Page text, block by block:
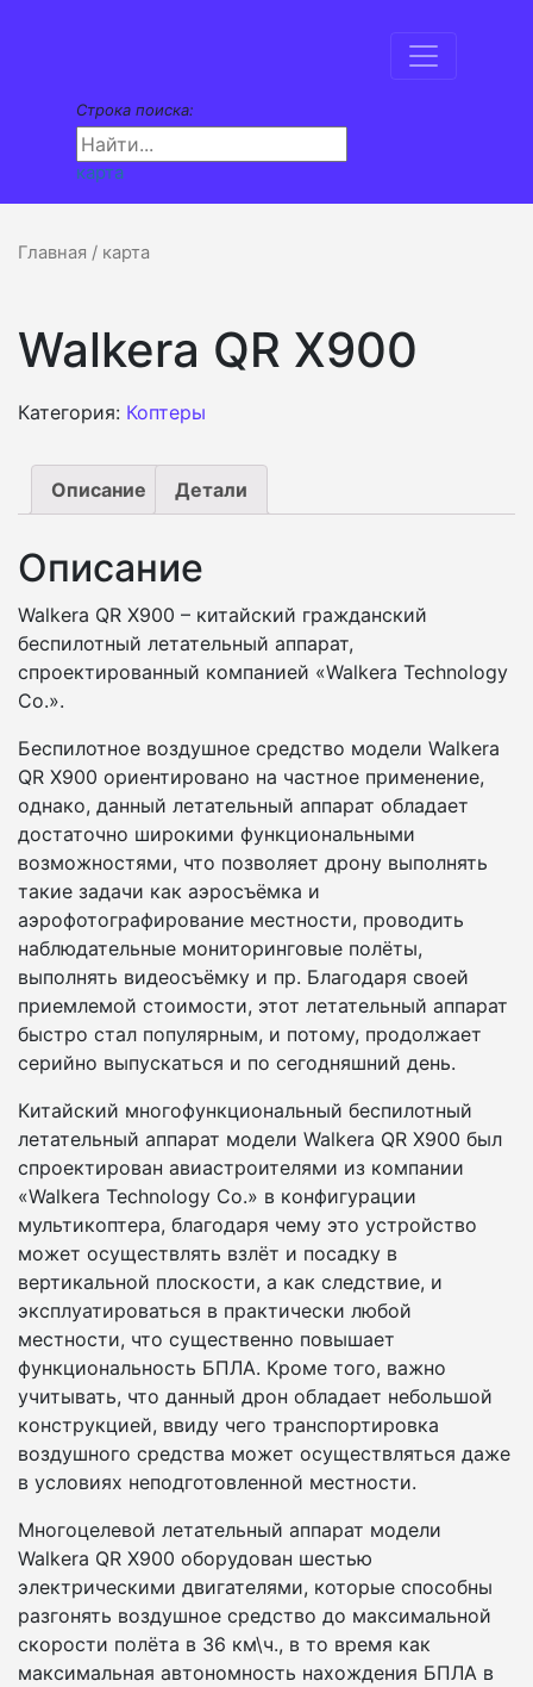
Строка поиска:
карта
Главная / карта
Walkera QR X900
Категория: Коптеры
Описание Детали
Описание
Walkera QR X900 – китайский гражданский
беспилотный летательный аппарат,
спроектированный компанией «Walkera Technology
Co.».
Беспилотное воздушное средство модели Walkera
QR X900 ориентировано на частное применение,
однако, данный летательный аппарат обладает
достаточно широкими функциональными
возможностями, что позволяет дрону выполнять
такие задачи как аэросъёмка и
аэрофотографирование местности, проводить
наблюдательные мониторинговые полёты,
выполнять видеосъёмку и пр. Благодаря своей
приемлемой стоимости, этот летательный аппарат
быстро стал популярным, и потому, продолжает
серийно выпускаться и по сегодняшний день.
Китайский многофункциональный беспилотный
летательный аппарат модели Walkera QR X900 был
спроектирован авиастроителями из компании
«Walkera Technology Co.» в конфигурации
мультикоптера, благодаря чему это устройство
может осуществлять взлёт и посадку в
вертикальной плоскости, а как следствие, и
эксплуатироваться в практически любой
местности, что существенно повышает
функциональность БПЛА. Кроме того, важно
учитывать, что данный дрон обладает небольшой
конструкцией, ввиду чего транспортировка
воздушного средства может осуществляться даже
в условиях неподготовленной местности.
Многоцелевой летательный аппарат модели
Walkera QR X900 оборудован шестью
электрическими двигателями, которые способны
разгонять воздушное средство до максимальной
скорости полёта в 36 км\ч., в то время как
максимальная автономность нахождения БПЛА в